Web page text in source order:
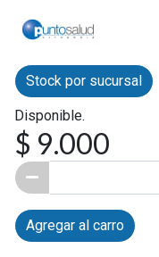
Stock por sucursal
Disponible.
$ 9.000
Agregar al carro